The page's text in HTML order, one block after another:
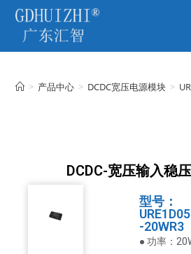
> 产品中心 > DCDC宽压电源模块 >
DCDC-宽压输入稳
型号：
-20WR3
● 功率：